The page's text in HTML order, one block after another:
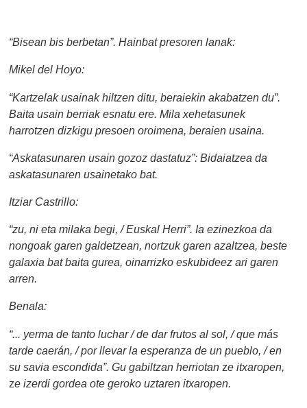
“Bisean bis berbetan”. Hainbat presoren lanak:
Mikel del Hoyo:
“Kartzelak usainak hiltzen ditu, beraiekin akabatzen du”.
Baita usain berriak esnatu ere. Mila xehetasunek
harrotzen dizkigu presoen oroimena, beraien usaina.
“Askatasunaren usain gozoz dastatuz”: Bidaiatzea da
askatasunaren usainetako bat.
Itziar Castrillo:
“zu, ni eta milaka begi, / Euskal Herri”. Ia ezinezkoa da
nongoak garen galdetzean, nortzuk garen azaltzea, beste
galaxia bat baita gurea, oinarrizko eskubideez ari garen
arren.
Benala:
“... yerma de tanto luchar / de dar frutos al sol, / que más
tarde caerán, / por llevar la esperanza de un pueblo, / en
su savia escondida”. Gu gabiltzan herriotan ze itxaropen,
ze izerdi gordea ote geroko uztaren itxaropen.